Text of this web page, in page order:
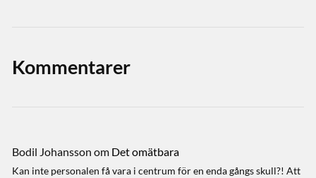
Kommentarer
Bodil Johansson om Det omätbara
Kan inte personalen få vara i centrum för en enda gångs skull?! Att